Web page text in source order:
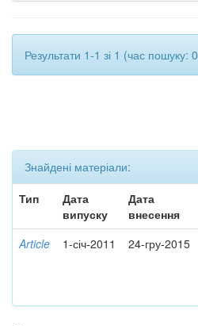
Результати 1-1 зі 1 (час пошуку:
Знайдені матеріали:
Тип
Дата
випуску
Дата
внесення
Article 1-січ-2011 24-гру-2015